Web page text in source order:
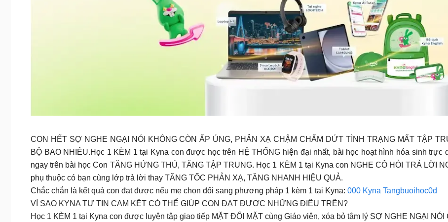
CON HẾT SỢ NGHE NGẠI NÓI KHÔNG CÒN ẤP ÚNG, PHẢN XẠ CHẬM CHẤM DỨT TÌNH TRẠNG MẤT TẬP
BỘ BAO NHIÊU.Học 1 KÈM 1 tại Kyna con được học trên HỆ THỐNG hiện đại nhất, bài học hoạt hình hóa sinh
ngay trên bài học Con TĂNG HỨNG THÚ, TĂNG TẬP TRUNG. Học 1 KÈM 1 tại Kyna con NGHE CÔ HỎI TRẢ LỜI
phụ thuộc có bạn cùng lớp trả lời thay TĂNG TỐC PHẢN XẠ, TĂNG NHANH HIỆU QUẢ.
Chắc chắn là kết quả con đạt được nếu mẹ chọn đổi sang phương pháp 1 kèm 1 tại Kyna: 000 Kyna Tangbuoihoc0d
VÌ SAO KYNA TỰ TIN CAM KẾT CÓ THỂ GIÚP CON ĐẠT ĐƯỢC NHỮNG ĐIỀU TRÊN?
Học 1 KÈM 1 tại Kyna con được luyện tập giao tiếp MẶT ĐỐI MẶT cùng Giáo viên, xóa bỏ tâm lý SỢ NGHE NGẠI